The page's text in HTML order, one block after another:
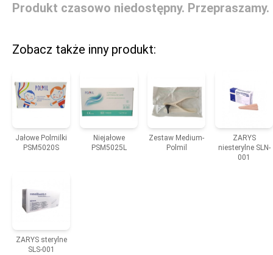
Produkt czasowo niedostępny. Przepraszamy.
Zobacz także inny produkt:
Jałowe Polmilki
PSM5020S
Niejałowe
PSM5025L
Zestaw Medium-
Polmil
ZARYS
niesterylne SLN-
001
ZARYS sterylne
SLS-001